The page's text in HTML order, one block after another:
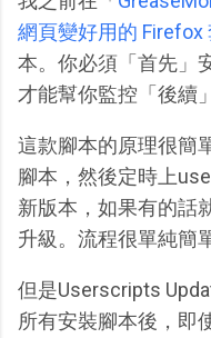
網頁變好用的 Firefox
本。你必須「首先」
才能幫你監控「後續
這款腳本的原理很簡
腳本，然後定時上
新版本，如果有的話
升級。流程很單純簡
但是Userscripts
所有安裝腳本後，即